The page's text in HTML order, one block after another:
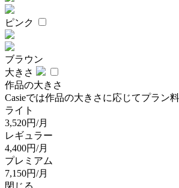
ピンク
ブラウン
大きさ
作品の大きさ
Casieでは作品の大きさに応じてプラン
ライト
3,520円/月
レギュラー
4,400円/月
プレミアム
7,150円/月
閉じる